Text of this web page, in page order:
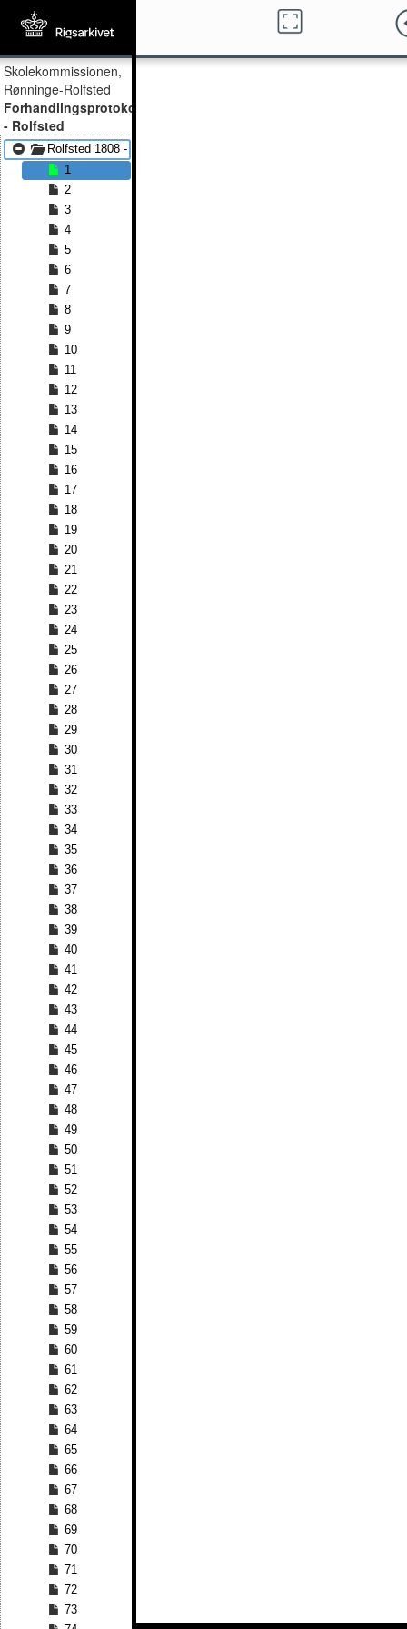
Skolekommissionen,
Rønninge-Rolfsted
Forhandlingsprotokol
- Rolfsted
Rolfsted 1808 - Rolfsted 1884
1
2
3
4
5
6
7
8
9
10
11
12
13
14
15
16
17
18
19
20
21
22
23
24
25
26
27
28
29
30
31
32
33
34
35
36
37
38
39
40
41
42
43
44
45
46
47
48
49
50
51
52
53
54
55
56
57
58
59
60
61
62
63
64
65
66
67
68
69
70
71
72
73